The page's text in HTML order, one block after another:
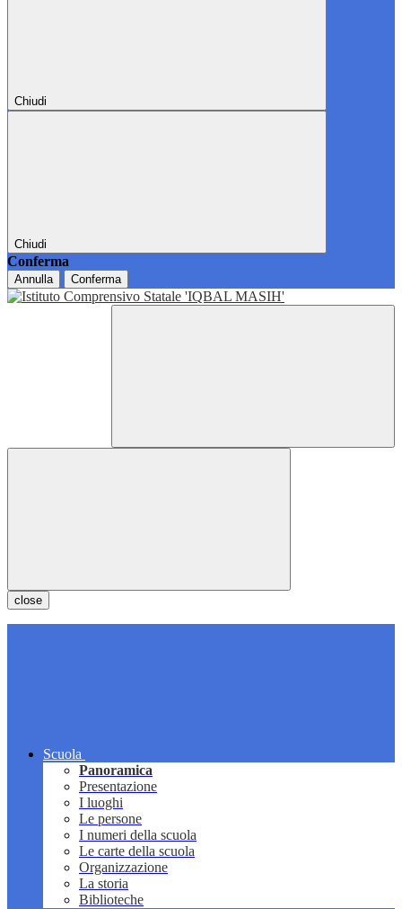
Chiudi
Chiudi
Conferma
Annulla Conferma
close
Scuola
Panoramica
Presentazione
I luoghi
Le persone
I numeri della scuola
Le carte della scuola
Organizzazione
La storia
Biblioteche